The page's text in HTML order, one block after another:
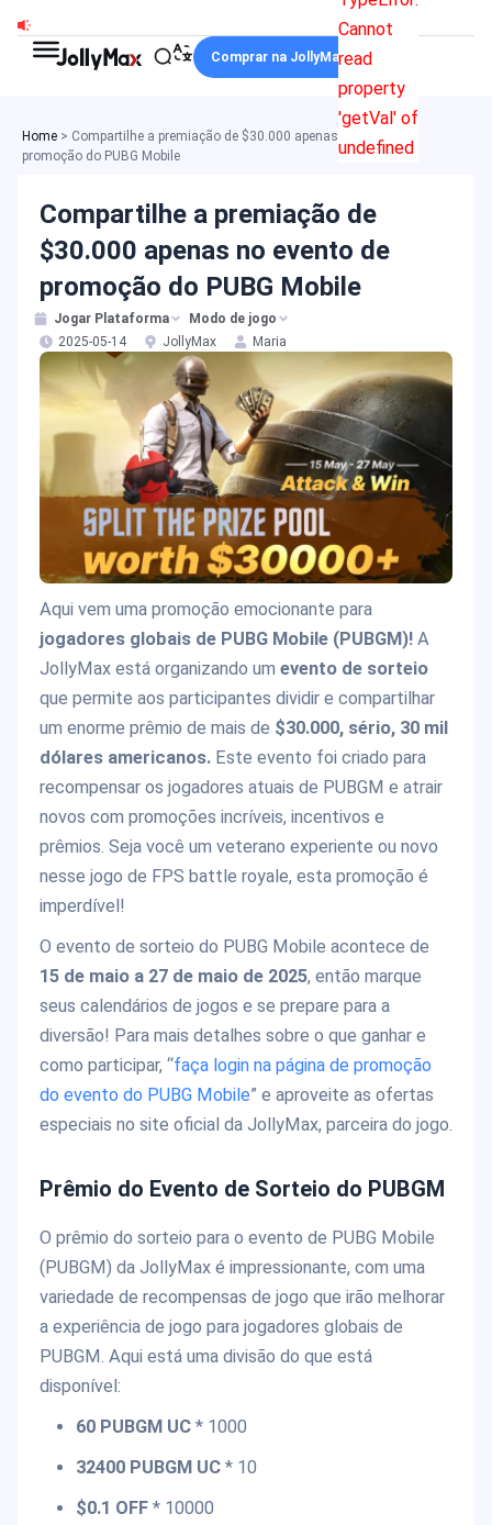
para
Cannot
read
property
'getVal' of
undefined
Comprar na JollyMax
Home > Compartilhe a premiação de $30.000 apenas no evento de
promoção do PUBG Mobile
Compartilhe a premiação de
$30.000 apenas no evento de
promoção do PUBG Mobile
Jogar Plataforma
Modo de jogo
2025-05-14
JollyMax Maria
Aqui vem uma promoção emocionante para
jogadores globais de PUBG Mobile (PUBGM)! A
JollyMax está organizando um evento de sorteio
que permite aos participantes dividir e compartilhar
um enorme prêmio de mais de $30.000, sério, 30 mil
dólares americanos. Este evento foi criado para
recompensar os jogadores atuais de PUBGM e atrair
novos com promoções incríveis, incentivos e
prêmios. Seja você um veterano experiente ou novo
nesse jogo de FPS battle royale, esta promoção é
imperdível!
O evento de sorteio do PUBG Mobile acontece de
15 de maio a 27 de maio de 2025, então marque
seus calendários de jogos e se prepare para a
diversão! Para mais detalhes sobre o que ganhar e
como participar, “faça login na página de promoção
do evento do PUBG Mobile” e aproveite as ofertas
especiais no site oficial da JollyMax, parceira do jogo.
Prêmio do Evento de Sorteio do PUBGM
O prêmio do sorteio para o evento de PUBG Mobile
(PUBGM) da JollyMax é impressionante, com uma
variedade de recompensas de jogo que irão melhorar
a experiência de jogo para jogadores globais de
PUBGM. Aqui está uma divisão do que está
disponível:
60 PUBGM UC* 1000
32400 PUBGM UC* 10
$0.1 OFF* 10000